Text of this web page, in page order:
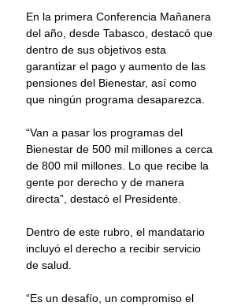
En la primera Conferencia Mañanera
del año, desde Tabasco, destacó que
dentro de sus objetivos esta
garantizar el pago y aumento de las
pensiones del Bienestar, así como
que ningún programa desaparezca.
“Van a pasar los programas del
Bienestar de 500 mil millones a cerca
de 800 mil millones. Lo que recibe la
gente por derecho y de manera
directa”, destacó el Presidente.
Dentro de este rubro, el mandatario
incluyó el derecho a recibir servicio
de salud.
“Es un desafío, un compromiso el